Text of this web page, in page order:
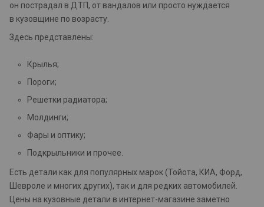
он пострадал в ДТП, от вандалов или просто нуждается
в кузовщине по возрасту.
Здесь представлены:
Крылья;
Пороги;
Решетки радиатора;
Молдинги;
Фары и оптику;
Подкрыльники и прочее.
Есть детали как для популярных марок (Тойота, КИА, Форд,
Шевроле и многих других), так и для редких автомобилей.
Цены на кузовные детали в интернет-магазине заметно